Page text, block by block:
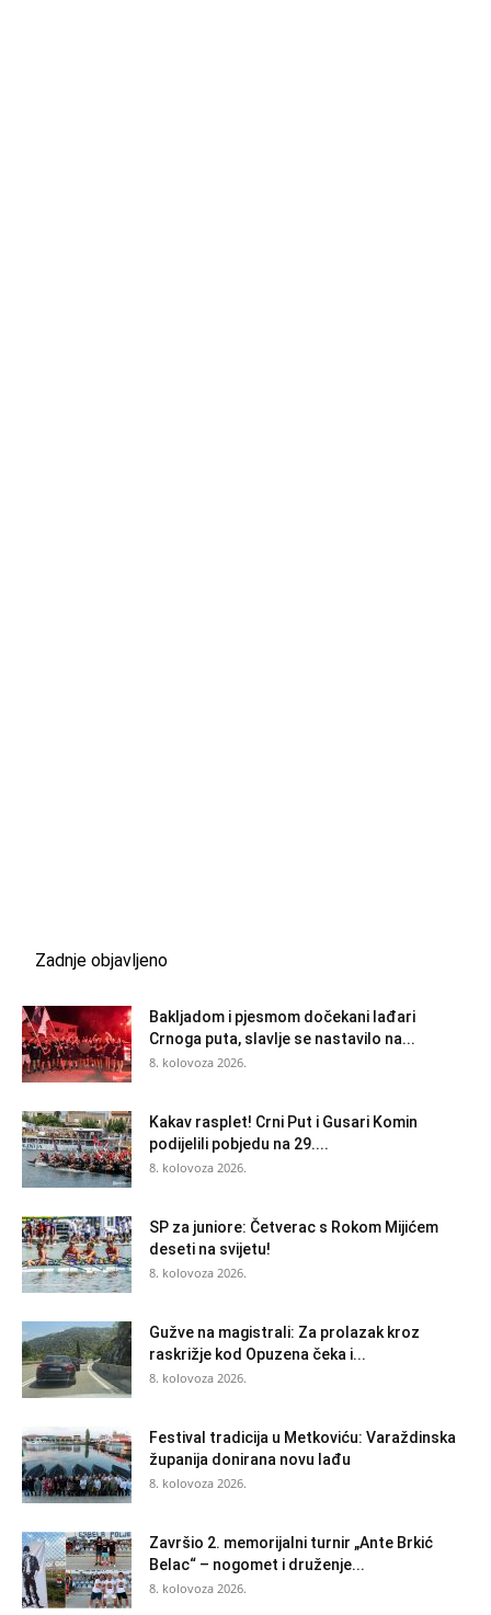
Zadnje objavljeno
Bakljadom i pjesmom dočekani lađari
Crnoga puta, slavlje se nastavilo na...
8. kolovoza 2026.
Kakav rasplet! Crni Put i Gusari Komin
podijelili pobjedu na 29....
8. kolovoza 2026.
SP za juniore: Četverac s Rokom Mijićem
deseti na svijetu!
8. kolovoza 2026.
Gužve na magistrali: Za prolazak kroz
raskrižje kod Opuzena čeka i...
8. kolovoza 2026.
Festival tradicija u Metkoviću: Varaždinska
županija donirana novu lađu
8. kolovoza 2026.
Završio 2. memorijalni turnir „Ante Brkić
Belac“ – nogomet i druženje...
8. kolovoza 2026.